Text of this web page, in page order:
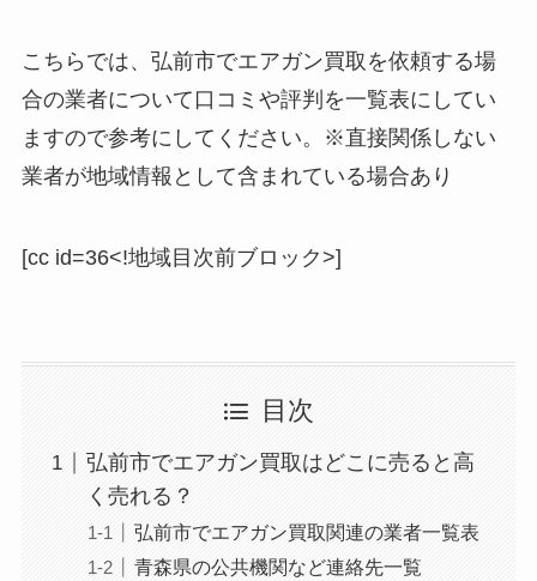
こちらでは、弘前市でエアガン買取を依頼する場
合の業者について口コミや評判を一覧表にしてい
ますので参考にしてください。※直接関係しない
業者が地域情報として含まれている場合あり
[cc id=36<!地域目次前ブロック>]
目次
弘前市でエアガン買取はどこに売ると高
く売れる？
弘前市でエアガン買取関連の業者一覧表
青森県の公共機関など連絡先一覧